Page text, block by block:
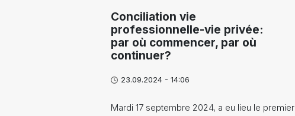
Conciliation vie
professionnelle-vie privée:
par où commencer, par où
continuer?
23.09.2024 - 14:06
Mardi 17 septembre 2024, a eu lieu le premier